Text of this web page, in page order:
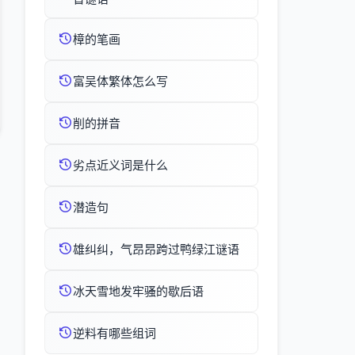
樟的笔画
富吴体繁体怎么写
削的拼音
劣点近义词是什么
潜造句
雄纠纠，气昂昂跨过鸭绿江谜语
冰天雪地发牢骚的歇后语
逆料有哪些组词